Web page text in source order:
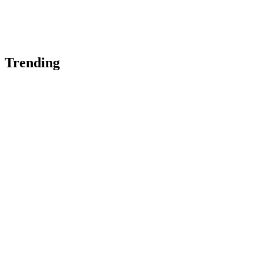
Trending